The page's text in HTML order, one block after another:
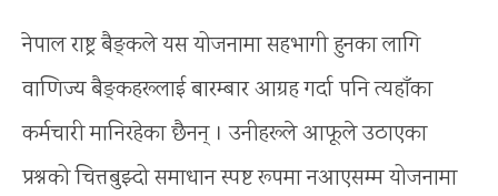
नेपाल राष्ट्र बैङ्कले यस योजनामा सहभागी हुनका लागि
वाणिज्य बैङ्कहरूलाई बारम्बार आग्रह गर्दा पनि त्यहाँका
कर्मचारी मानिरहेका छैनन् । उनीहरूले आफूले उठाएका
प्रश्नको चित्तबुझ्दो समाधान स्पष्ट रूपमा नआएसम्म योजनामा